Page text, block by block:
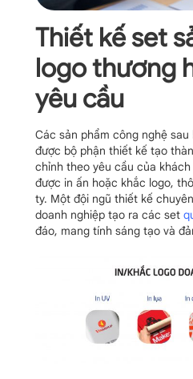
Thiết kế set
logo thương
yêu cầu
Các sản phẩm công nghệ
được bộ phận thiết kế tạo
chỉnh theo yêu cầu của
được in ấn hoặc khắc logo,
ty. Một đội ngũ thiết kế
doanh nghiệp tạo ra các set
đáo, mang tính sáng tạo và